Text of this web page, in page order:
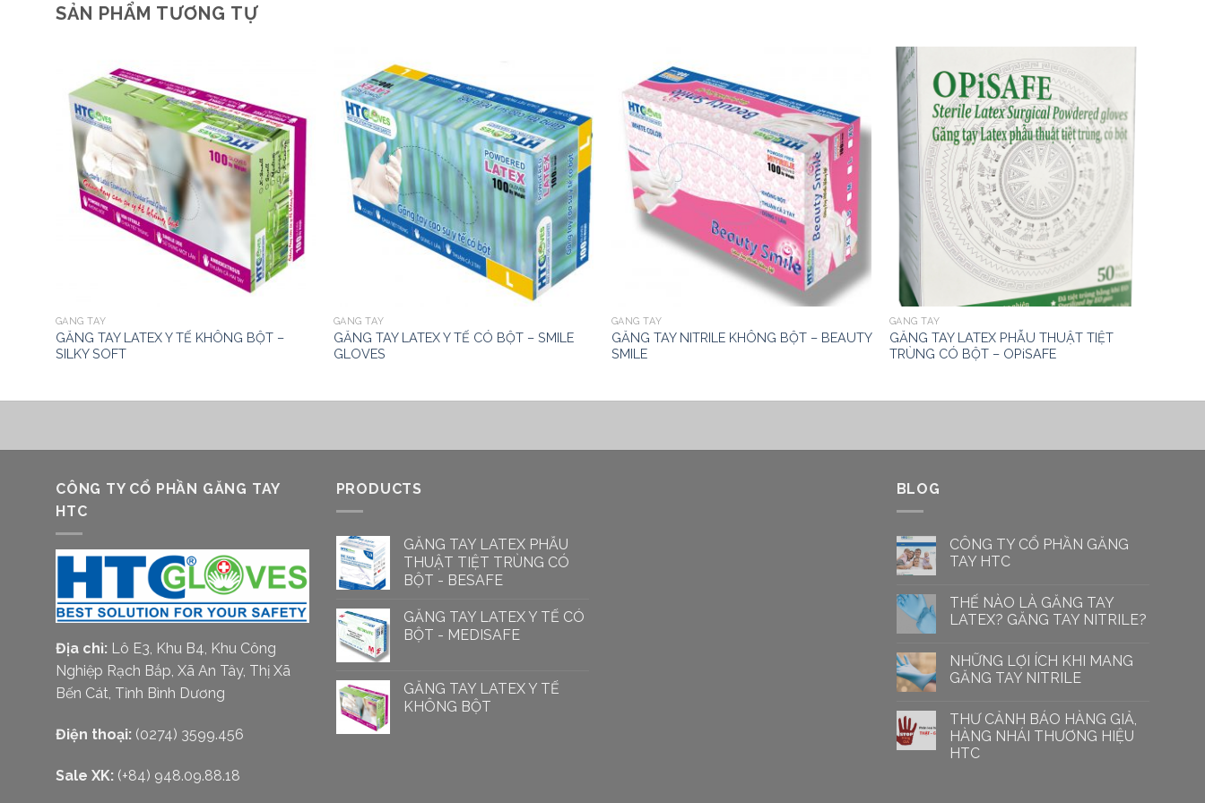
SẢN PHẨM TƯƠNG TỰ
GĂNG TAY
GĂNG TAY LATEX Y TẾ KHÔNG BỘT –
SILKY SOFT
GĂNG TAY
GĂNG TAY LATEX Y TẾ CÓ BỘT – SMILE
GLOVES
GĂNG TAY
GĂNG TAY NITRILE KHÔNG BỘT – BEAUTY
SMILE
GĂNG TAY
GĂNG TAY LATEX PHẪU THUẬT TIỆT
TRÙNG CÓ BỘT – OPiSAFE
CÔNG TY CỔ PHẦN GĂNG TAY
HTC
Địa chỉ: Lô E3, Khu B4, Khu Công
Nghiệp Rạch Bắp, Xã An Tây, Thị Xã
Bến Cát, Tỉnh Bình Dương
Điện thoại: (0274) 3599.456
Sale XK: (+84) 948.09.88.18
PRODUCTS
GĂNG TAY LATEX PHẪU
THUẬT TIỆT TRÙNG CÓ
BỘT - BESAFE
GĂNG TAY LATEX Y TẾ CÓ
BỘT - MEDISAFE
GĂNG TAY LATEX Y TẾ
KHÔNG BỘT
BLOG
CÔNG TY CỔ PHẦN GĂNG
TAY HTC
THẾ NÀO LÀ GĂNG TAY
LATEX? GĂNG TAY NITRILE?
NHỮNG LỢI ÍCH KHI MANG
GĂNG TAY NITRILE
THƯ CẢNH BÁO HÀNG GIẢ,
HÀNG NHÁI THƯƠNG HIỆU
HTC